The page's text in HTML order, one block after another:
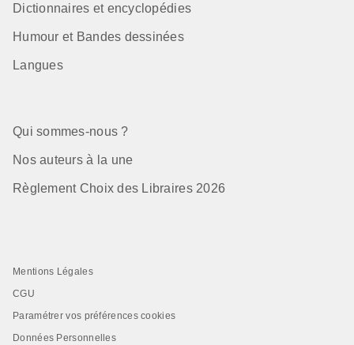
Dictionnaires et encyclopédies
Humour et Bandes dessinées
Langues
Qui sommes-nous ?
Nos auteurs à la une
Règlement Choix des Libraires 2026
Mentions Légales
CGU
Paramétrer vos préférences cookies
Données Personnelles